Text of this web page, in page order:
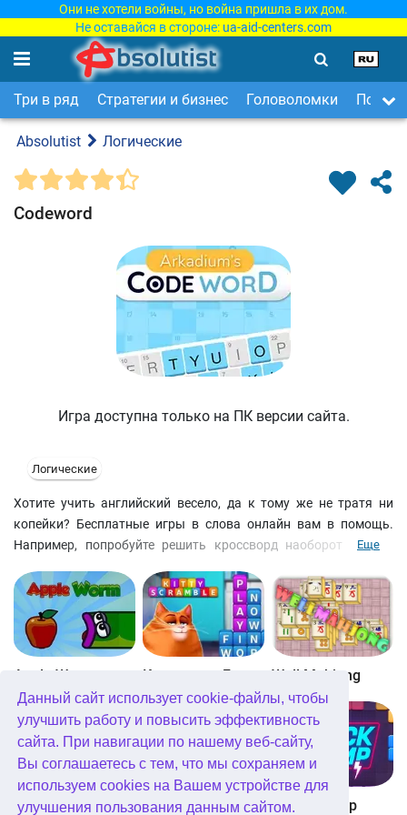
Данный сайт использует cookie-файлы, чтобы
улучшить работу и повысить эффективность
сайта. При навигации по нашему веб-сайту,
Вы соглашаетесь с тем, что мы сохраняем и
используем cookies на Вашем устройстве для
улучшения пользования данным сайтом.
Они не хотели войны, но война пришла в их дом.
Не оставайся в стороне: ua-aid-centers.com
Три в ряд Стратегии и бизнес Головоломки Поиск
Absolutist Логические
Codeword
Игра доступна только на ПК версии сайта.
Логические
Хотите учить английский весело, да к тому же не тратя ни
копейки? Бесплатные игры в слова онлайн вам в помощь.
Например, попробуйте решить кроссворд наоборот. Буквы
используется эта буква. Затем кликните на выбранную букву,
чтобы заполнить соответствующие поля. Новые головоломки
появляются каждый день, ведь в изучении языка главное
системность!
Еще
Apple Worm Well Mahjong
Digitz! The Daily Diagonal Sudoku Block Champ